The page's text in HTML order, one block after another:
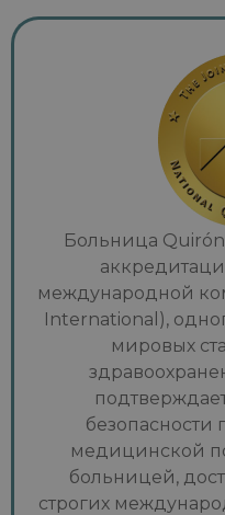
Больница
международной
International),
мировых
безопасности
медицинской
больницей,
строгих